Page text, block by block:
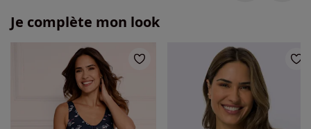
Je complète mon look